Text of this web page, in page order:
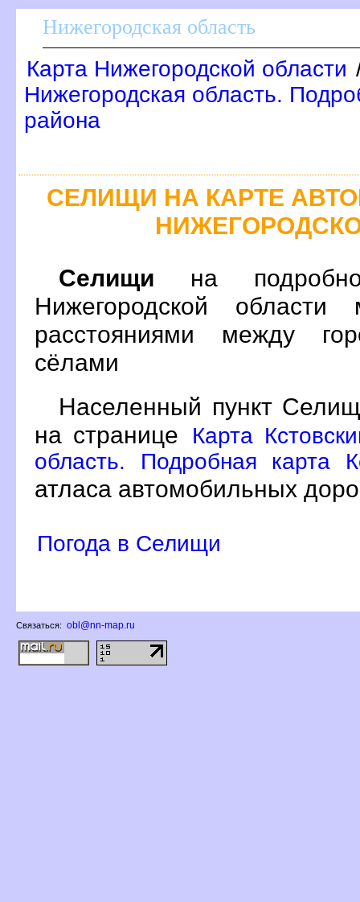
Нижегородская область
Карта Нижегородской области
Нижегородская область.
района
СЕЛИЩИ НА КАРТЕ
Селищи на
Нижегородской
расстояниями между
сёлами
Населенный пункт
на странице
Карта
область. Подробная карта
атласа автомобильных
Погода в Селищи
Связаться: obl@nn-map.ru